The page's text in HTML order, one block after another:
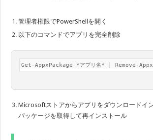
管理者権限でPowerShellを開く
以下のコマンドでアプリを完全削除
Get-AppxPackage *アプリ名* | Remove-
Microsoftストアからアプリをダウンロードイ
パッケージを取得して再インストール